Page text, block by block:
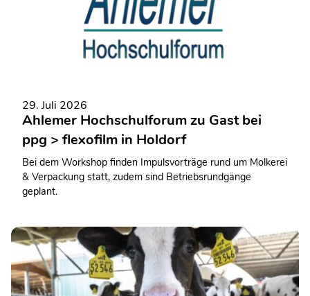
29. Juli 2026
Ahlemer Hochschulforum zu Gast bei
ppg > flexofilm in Holdorf
Bei dem Workshop finden Impulsvorträge rund um Molkerei
& Verpackung statt, zudem sind Betriebsrundgänge
geplant.